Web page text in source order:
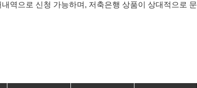
역으로 신청 가능하며, 저축은행 상품이 상대적으로 문